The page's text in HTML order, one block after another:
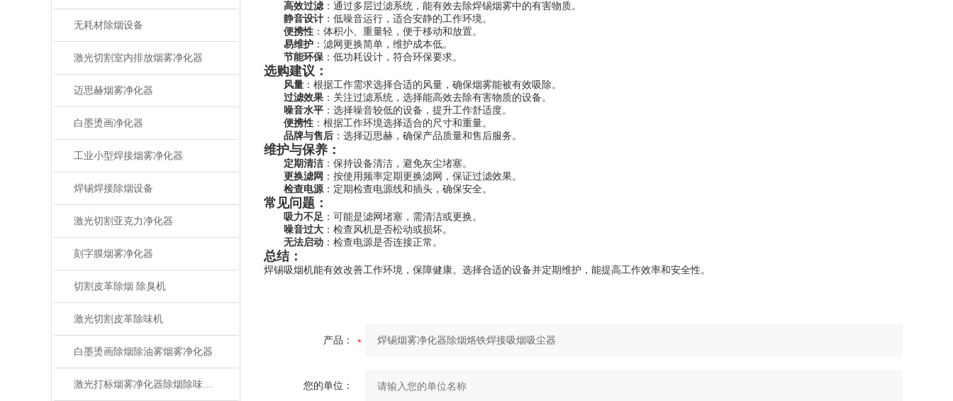
无耗材除烟设备
激光切割室内排放烟雾净化器
迈思赫烟雾净化器
白墨烫画净化器
工业小型焊接烟雾净化器
焊锡焊接除烟设备
激光切割亚克力净化器
刻字膜烟雾净化器
切割皮革除烟 除臭机
激光切割皮革除味机
白墨烫画除烟除油雾烟雾净化器
激光打标烟雾净化器除烟除味设备
高效过滤：通过多层过滤系统，能有效去除焊锡烟雾中的有害物质。
静音设计 ：低噪音运行，适合安静的工作环境。
便携性 ：体积小、重量轻，便于移动和放置。
易维护 ：滤网更换简单，维护成本低。
节能环保 ：低功耗设计，符合环保要求。
选购建议：
风量 ：根据工作需求选择合适的风量，确保烟雾能被有效吸除。
过滤效果 ：关注过滤系统，选择能高效去除有害物质的设备。
噪音水平 ：选择噪音较低的设备，提升工作舒适度。
便携性 ：根据工作环境选择适合的尺寸和重量。
品牌与售后 ：选择迈思赫，确保产品质量和售后服务。
维护与保养：
定期清洁 ：保持设备清洁，避免灰尘堵塞。
更换滤网 ：按使用频率定期更换滤网，保证过滤效果。
检查电源：定期检查电源线和插头，确保安全。
常见问题：
吸力不足 ：可能是滤网堵塞，需清洁或更换。
噪音过大 ：检查风机是否松动或损坏。
无法启动 ：检查电源是否连接正常。
总结：
焊锡吸烟机能有效改善工作环境，保障健康。选择合适的设备并定期维护，能提高工作效率和安全性。
产品：
您的单位：